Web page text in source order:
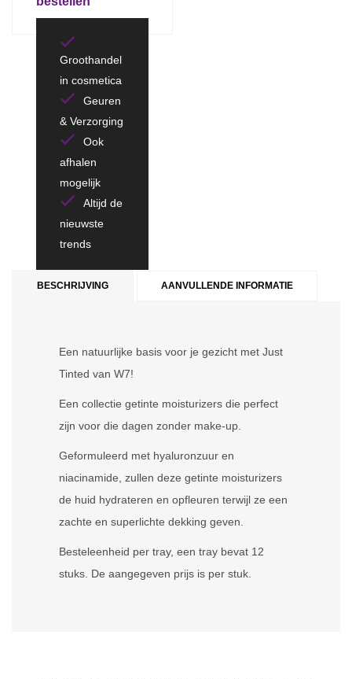
Groothandel
in cosmetica
Geuren
& Verzorging
Ook
afhalen
mogelijk
Altijd de
nieuwste
trends
BESCHRIJVING AANVULLENDE INFORMATIE
Een natuurlijke basis voor je gezicht met Just
Tinted van W7!
Een collectie getinte moisturizers die perfect
zijn voor die dagen zonder make-up.
Geformuleerd met hyaluronzuur en
niacinamide, zullen deze getinte moisturizers
de huid hydrateren en opfleuren terwijl ze een
zachte en superlichte dekking geven.
Besteleenheid per tray, een tray bevat 12
stuks. De aangegeven prijs is per stuk.